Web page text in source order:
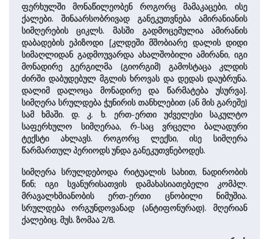
ფერხულში მონაწილეობენ როგორც მამაკაცები, ისე
ქალები. შინაარსობრივად განეკუთვნება ამირანიანის
სიმღერების ციკლს. მასში გადმოცემულია ამირანის
დაბადების ეპიზოდი [კლდეში მშობიარე დალის დიდი
სიმაღლიდან გადმოუვარდა ახალშობილი ამირანი, იგი
მონადირე გერგილმა (გიორგიმ) გამოსტაცა კლდის
ძირში დაბუდებულ მგლის ხროვას და დედას დაუბრუნა.
დალიმ დალოცა მონადირე და წარმატება უსურვა].
სიმღერა სრულდება ჭუნირის თანხლებით (ან მის გარეშე)
სამ ხმაში. დ. კ. ხ. ერთ-ერთი უძველესი საკულტო
საფერხულო სიმღერაა, რ-საც ვრცელი ბალადური
ტექსტი ახლავს. როგორც ლექსი, ისე სიმღერა
წარმართულ პერიოდს უნდა განეკუთვნებოდეს.
სიმღერა სრულდებოდა რიტუალის სახით, ნადირობის
წინ; იგი სვანურისათვის დამახასიათებელი კომპლ.
მრავალხმიანობის ერთ-ერთი ცნობილი ნიმუშია.
სრულდება ორგუნდოვანად (ანტიფონურად). მღერიან
ქალებიც. მუს. ზომაა 2/8.